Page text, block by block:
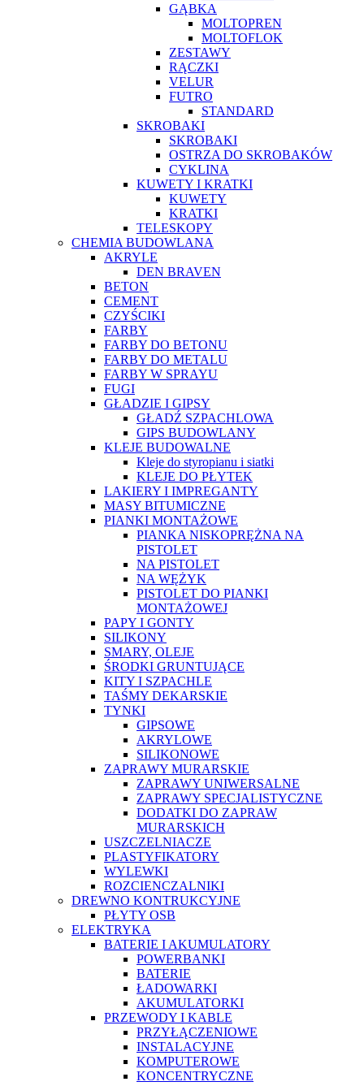
GĄBKA
MOLTOPREN
MOLTOFLOK
ZESTAWY
RĄCZKI
VELUR
FUTRO
STANDARD
SKROBAKI
SKROBAKI
OSTRZA DO SKROBAKÓW
CYKLINA
KUWETY I KRATKI
KUWETY
KRATKI
TELESKOPY
CHEMIA BUDOWLANA
AKRYLE
DEN BRAVEN
BETON
CEMENT
CZYŚCIKI
FARBY
FARBY DO BETONU
FARBY DO METALU
FARBY W SPRAYU
FUGI
GŁADZIE I GIPSY
GŁADŹ SZPACHLOWA
GIPS BUDOWLANY
KLEJE BUDOWALNE
Kleje do styropianu i siatki
KLEJE DO PŁYTEK
LAKIERY I IMPREGANTY
MASY BITUMICZNE
PIANKI MONTAŻOWE
PIANKA NISKOPRĘŻNA NA
PISTOLET
NA PISTOLET
NA WĘŻYK
PISTOLET DO PIANKI
MONTAŻOWEJ
PAPY I GONTY
SILIKONY
SMARY, OLEJE
ŚRODKI GRUNTUJĄCE
KITY I SZPACHLE
TAŚMY DEKARSKIE
TYNKI
GIPSOWE
AKRYLOWE
SILIKONOWE
ZAPRAWY MURARSKIE
ZAPRAWY UNIWERSALNE
ZAPRAWY SPECJALISTYCZNE
DODATKI DO ZAPRAW
MURARSKICH
USZCZELNIACZE
PLASTYFIKATORY
WYLEWKI
ROZCIENCZALNIKI
DREWNO KONTRUKCYJNE
PŁYTY OSB
ELEKTRYKA
BATERIE I AKUMULATORY
POWERBANKI
BATERIE
ŁADOWARKI
AKUMULATORKI
PRZEWODY I KABLE
PRZYŁĄCZENIOWE
INSTALACYJNE
KOMPUTEROWE
KONCENTRYCZNE